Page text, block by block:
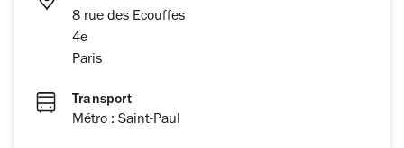
8 rue des Ecouffes
4e
Paris
Transport
Métro : Saint-Paul